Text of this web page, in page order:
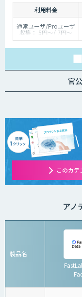
利用料金
通常ユーザ/Proユーザ
収集： 5円～/ 7円～
分類： 2円～/ 3円～
塗潰し： 20円～ / 30
円～
AI開発に関わるデータ
作業は多岐にわたる官
このカテ
アノ
製品名